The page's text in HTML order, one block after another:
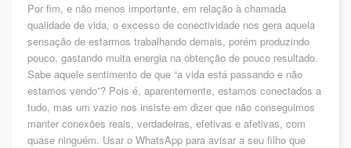
Por fim, e não menos importante, em relação à chamada
qualidade de vida, o excesso de conectividade nos gera aquela
sensação de estarmos trabalhando demais, porém produzindo
pouco, gastando muita energia na obtenção de pouco resultado.
Sabe aquele sentimento de que “a vida está passando e não
estamos vendo”? Pois é, aparentemente, estamos conectados a
tudo, mas um vazio nos insiste em dizer que não conseguimos
manter conexões reais, verdadeiras, efetivas e afetivas, com
quase ninguém. Usar o WhatsApp para avisar a seu filho que